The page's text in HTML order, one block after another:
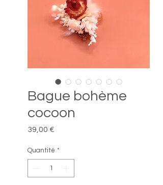
Bague bohème
cocoon
39,00 €
Quantité *